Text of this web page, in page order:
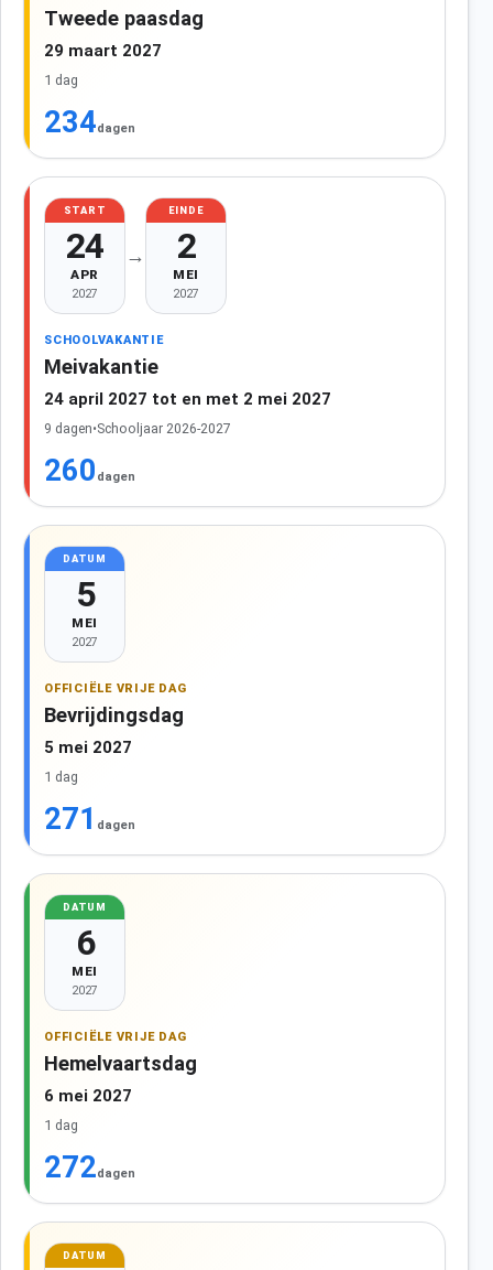
Tweede paasdag
29 maart 2027
1 dag
234dagen
START
24
APR
2027
→
EINDE
2
MEI
2027
SCHOOLVAKANTIE
Meivakantie
24 april 2027 tot en met 2 mei 2027
9 dagen•Schooljaar 2026-2027
260 dagen
DATUM
5
MEI
2027
OFFICIËLE VRIJE DAG
Bevrijdingsdag
5 mei 2027
1 dag
271 dagen
DATUM
6
MEI
2027
OFFICIËLE VRIJE DAG
Hemelvaartsdag
6 mei 2027
1 dag
272dagen
DATUM